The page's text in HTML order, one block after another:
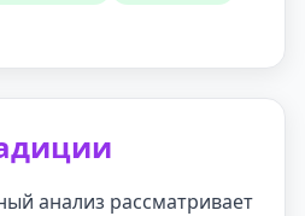
анализ рассматривает